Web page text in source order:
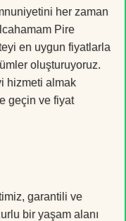
her zaman
Pire
en uygun fiyatlarla
oluşturuyoruz.
hizmeti almak
geçin ve fiyat
garantili ve
bir yaşam alanı